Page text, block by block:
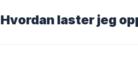
Hvordan laster jeg